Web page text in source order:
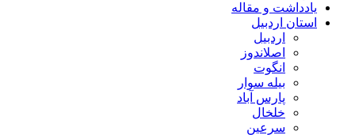
یادداشت و مقاله
استان اردبیل
اردبیل
اصلاندوز
انگوت
بیله سوار
پارس آباد
خلخال
سرعین